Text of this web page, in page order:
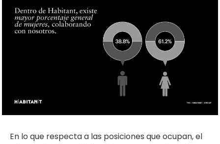
En lo que respecta a las posiciones que ocupan, el